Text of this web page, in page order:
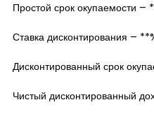
Простой срок окупаемости –
Ставка дисконтирования –
Дисконтированный срок
Чистый дисконтированный